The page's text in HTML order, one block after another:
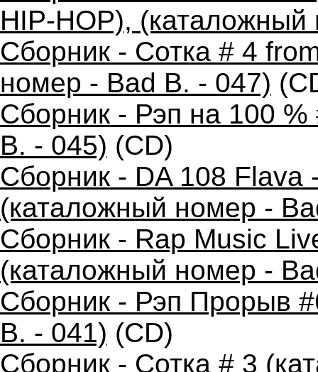
HIP-HOP),
Сборник - Сотка # 4
номер - Bad B. - 047)
Сборник - Рэп на 100
B. - 045) (CD)
Сборник - DA 108
(каталожный номер -
Сборник - Rap Music
(каталожный номер -
Сборник - Рэп Прорыв
B. - 041) (CD)
Сборник - Сотка # 3